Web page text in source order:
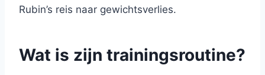
Rubin’s reis naar gewichtsverlies.
Wat is zijn trainingsroutine?